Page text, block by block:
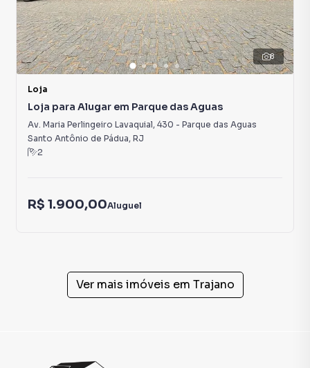
8
Loja
Loja para Alugar em Parque das Aguas
Av. Maria Perlingeiro Lavaquial, 430 - Parque das Aguas
Santo Antônio de Pádua, RJ
2
R$ 1.900,00Aluguel
Ver mais imóveis em Trajano